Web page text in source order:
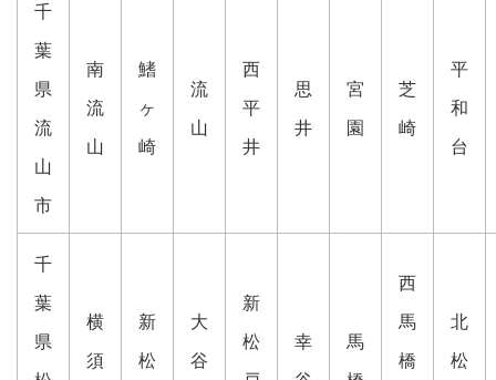
千
葉
県
流
山
市
南
流
山
鰭
ヶ
崎
流
山
西
平
井
思
井
宮
園
芝
崎
平
和
台
千
葉
県
横
須
新
松
大
谷
新
松 幸 馬
西
馬
橋
北
松